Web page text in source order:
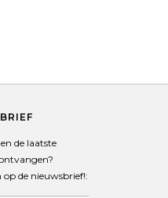
de laatste
op de nieuwsbrief!: